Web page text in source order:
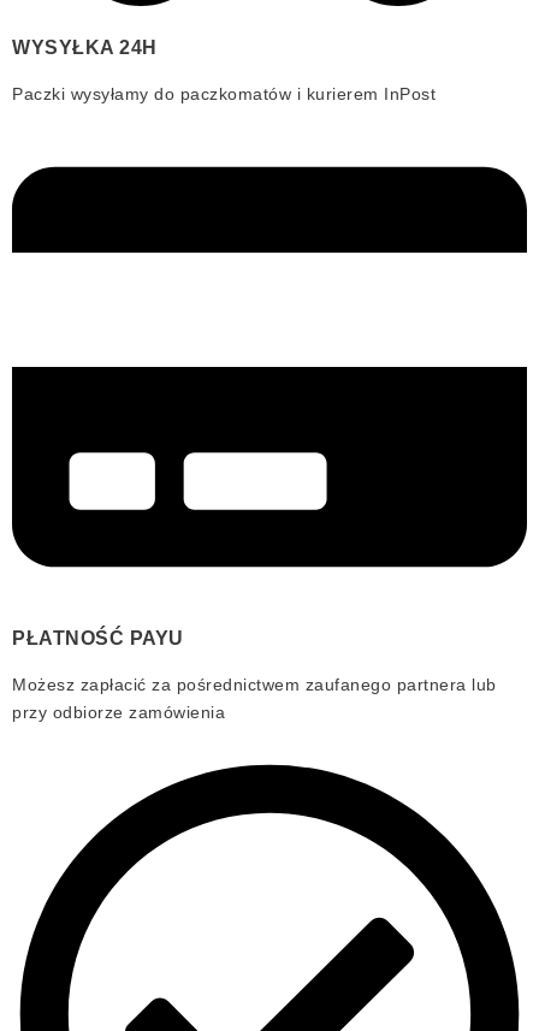
WYSYŁKA 24H
Paczki wysyłamy do paczkomatów i kurierem InPost
PŁATNOŚĆ PAYU
Możesz zapłacić za pośrednictwem zaufanego partnera lub
przy odbiorze zamówienia